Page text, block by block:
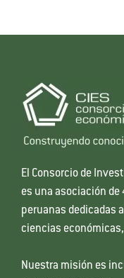
El Consorcio de
es una asociación
peruanas dedicadas
ciencias
Nuestra misión es